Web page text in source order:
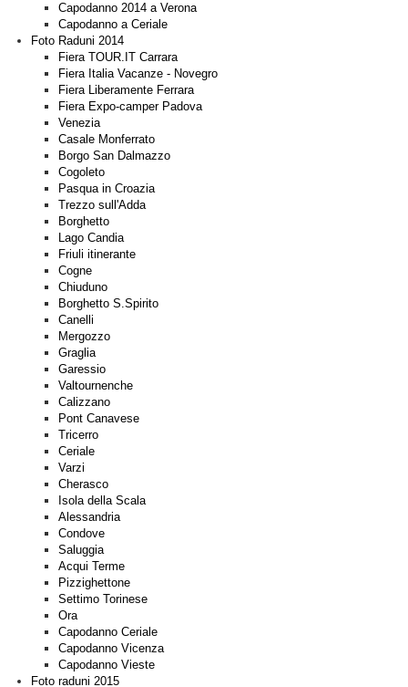
Capodanno 2014 a Verona
Capodanno a Ceriale
Foto Raduni 2014
Fiera TOUR.IT Carrara
Fiera Italia Vacanze - Novegro
Fiera Liberamente Ferrara
Fiera Expo-camper Padova
Venezia
Casale Monferrato
Borgo San Dalmazzo
Cogoleto
Pasqua in Croazia
Trezzo sull'Adda
Borghetto
Lago Candia
Friuli itinerante
Cogne
Chiuduno
Borghetto S.Spirito
Canelli
Mergozzo
Graglia
Garessio
Valtournenche
Calizzano
Pont Canavese
Tricerro
Ceriale
Varzi
Cherasco
Isola della Scala
Alessandria
Condove
Saluggia
Acqui Terme
Pizzighettone
Settimo Torinese
Ora
Capodanno Ceriale
Capodanno Vicenza
Capodanno Vieste
Foto raduni 2015